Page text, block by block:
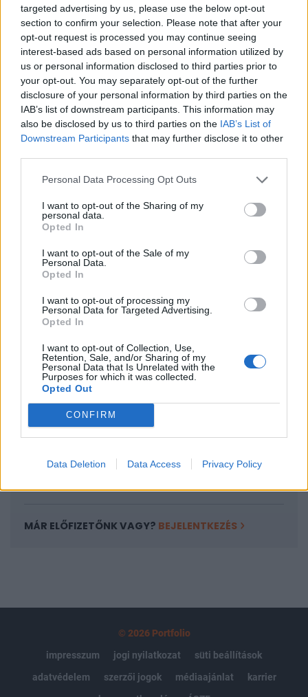
targeted advertising by us, please use the below opt-out
section to confirm your selection. Please note that after your
opt-out request is processed you may continue seeing
interest-based ads based on personal information utilized by
us or personal information disclosed to third parties prior to
your opt-out. You may separately opt-out of the further
disclosure of your personal information by third parties on the
IAB’s list of downstream participants. This information may
also be disclosed by us to third parties on the IAB’s List of
Downstream Participants that may further disclose it to other
Personal Data Processing Opt Outs
I want to opt-out of the Sharing of my
personal data.
Opted In
I want to opt-out of the Sale of my
Personal Data.
Opted In
I want to opt-out of processing my
Personal Data for Targeted Advertising.
Opted In
I want to opt-out of Collection, Use,
Retention, Sale, and/or Sharing of my
Personal Data that Is Unrelated with the
Purposes for which it was collected.
Opted Out
CONFIRM
Data Deletion Data Access Privacy Policy
Az OPEC+ országok "előrelátó" lépéseket tesznek
az olajpiacon, hogy biztosítsák a jövőbeni stabil
ellátást - a TASZSZ hírügynökség hétfői jelentése
szerint így fogalmazott Alekszandr Novak orosz
miniszterelnök-helyettes, aki kiemelte a
kitermelés csökkentésének stratégiai
fontosságát.
Energy Investment Forum 2026Az energiaszektor
csúcsvezetői egy helyen: stratégiai válaszok
energetikai jövőjéről.Információ és jelentkezésNovak
kiemelte, hogy a jelenlegi olajár megfelelő mind a termelők,
körüli olajár kiegyensúlyozott, és kielégíti...
KEDVES OLVASÓNK!
A keresett cikk a portfolio.hu hírarchívumához
tartozik, melynek olvasása előfizetéses
regisztrációhoz kötött.
Az előfizetés a következőket tartalmazza:
Portfolio.hu teljes cikkarchívum
Kötéslisták: BÉT elmúlt 2 év napon belüli
kötéslistái
MÁR ELŐFIZETŐNK VAGY? BEJELENTKEZÉS
© 2026 Portfolio
impresszum
jogi nyilatkozat
süti beállítások
adatvédelem
szerzői jogok médiaajánlat
karrier